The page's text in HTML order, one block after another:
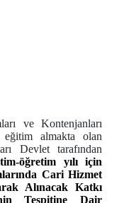
ve Kontenjanları
almakta olan
Devlet tarafından
öğretim yılı için
Cari Hizmet
Alınacak Katkı
Tespitine Dair